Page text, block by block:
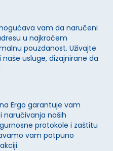
vam da naručeni
u najkraćem
pouzdanost. Uživajte
usluge, dizajnirane da
Ergo garantuje vam
naručivanja naših
protokole i zaštitu
vam potpuno